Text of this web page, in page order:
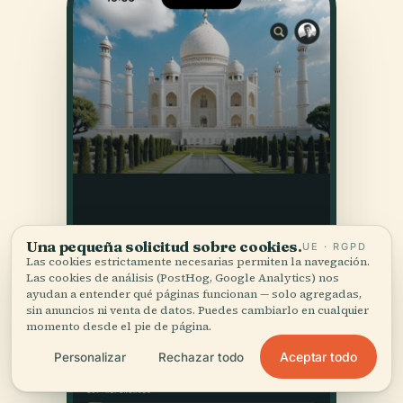
Una pequeña solicitud sobre cookies.UE · RGPD
Las cookies estrictamente necesarias permiten la navegación.
Las cookies de análisis (PostHog, Google Analytics) nos
ayudan a entender qué páginas funcionan — solo agregadas,
sin anuncios ni venta de datos. Puedes cambiarlo en cualquier
momento desde el pie de página.
Personalizar Rechazar todo Aceptar todo